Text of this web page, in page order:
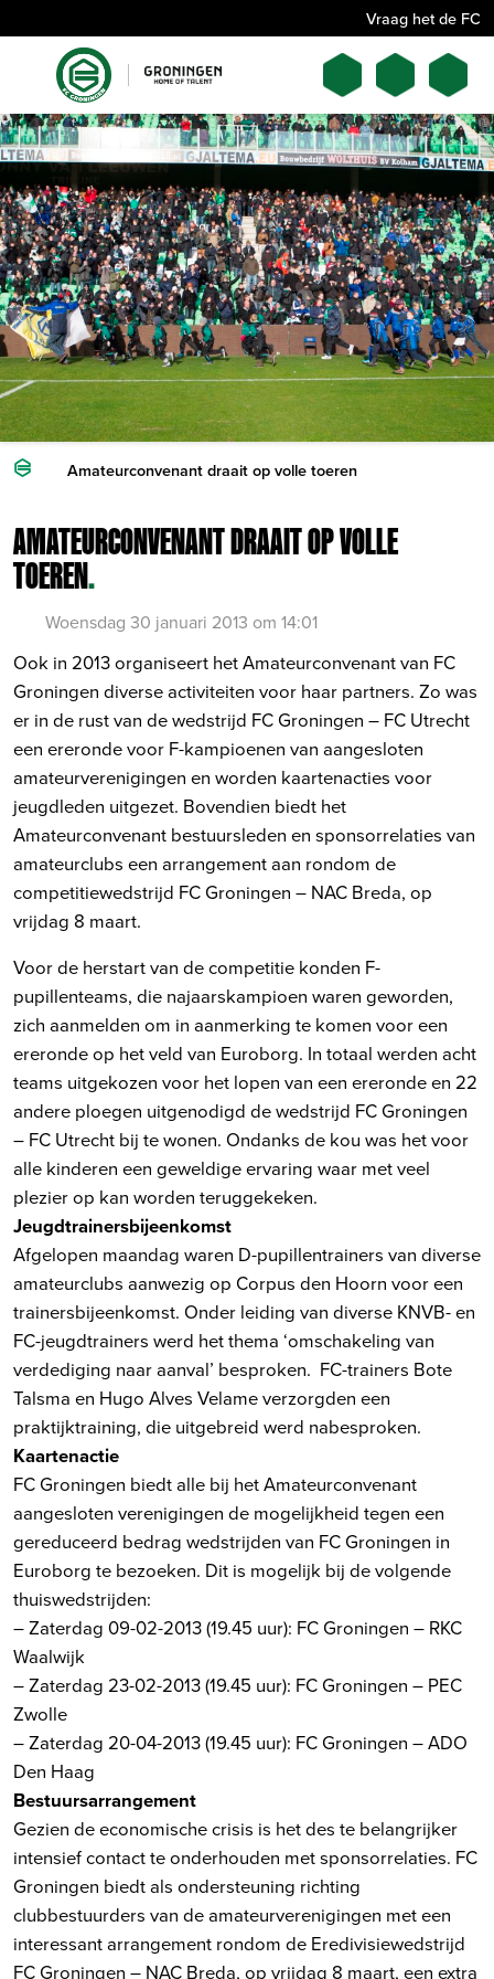
Vraag het de FC
Amateurconvenant draait op volle toeren
AMATEURCONVENANT DRAAIT OP VOLLE
TOEREN.
Woensdag 30 januari 2013 om 14:01
Ook in 2013 organiseert het Amateurconvenant van FC
Groningen diverse activiteiten voor haar partners. Zo was
er in de rust van de wedstrijd FC Groningen – FC Utrecht
een ereronde voor F-kampioenen van aangesloten
amateurverenigingen en worden kaartenacties voor
jeugdleden uitgezet. Bovendien biedt het
Amateurconvenant bestuursleden en sponsorrelaties van
amateurclubs een arrangement aan rondom de
competitiewedstrijd FC Groningen – NAC Breda, op
vrijdag 8 maart.
Voor de herstart van de competitie konden F-
pupillenteams, die najaarskampioen waren geworden,
zich aanmelden om in aanmerking te komen voor een
ereronde op het veld van Euroborg. In totaal werden acht
teams uitgekozen voor het lopen van een ereronde en 22
andere ploegen uitgenodigd de wedstrijd FC Groningen
– FC Utrecht bij te wonen. Ondanks de kou was het voor
alle kinderen een geweldige ervaring waar met veel
plezier op kan worden teruggekeken.
Jeugdtrainersbijeenkomst
Afgelopen maandag waren D-pupillentrainers van diverse
amateurclubs aanwezig op Corpus den Hoorn voor een
trainersbijeenkomst. Onder leiding van diverse KNVB- en
FC-jeugdtrainers werd het thema ‘omschakeling van
verdediging naar aanval’ besproken. FC-trainers Bote
Talsma en Hugo Alves Velame verzorgden een
praktijktraining, die uitgebreid werd nabesproken.
Kaartenactie
FC Groningen biedt alle bij het Amateurconvenant
aangesloten verenigingen de mogelijkheid tegen een
gereduceerd bedrag wedstrijden van FC Groningen in
Euroborg te bezoeken. Dit is mogelijk bij de volgende
thuiswedstrijden:
– Zaterdag 09-02-2013 (19.45 uur): FC Groningen – RKC
Waalwijk
– Zaterdag 23-02-2013 (19.45 uur): FC Groningen – PEC
Zwolle
– Zaterdag 20-04-2013 (19.45 uur): FC Groningen – ADO
Den Haag
Bestuursarrangement
Gezien de economische crisis is het des te belangrijker
intensief contact te onderhouden met sponsorrelaties. FC
Groningen biedt als ondersteuning richting
clubbestuurders van de amateurverenigingen met een
interessant arrangement rondom de Eredivisiewedstrijd
FC Groningen – NAC Breda, op vrijdag 8 maart, een extra